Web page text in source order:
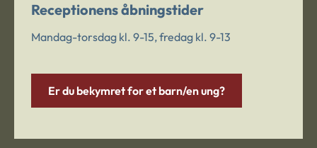
Receptionens åbningstider
Mandag-torsdag kl. 9-15, fredag kl. 9-13
Er du bekymret for et barn/en ung?